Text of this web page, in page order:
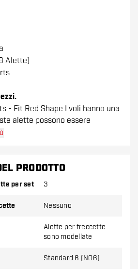
Alette)
- Fit Red Shape I voli hanno una
alette possono essere
Cosmo Fit.
di astine. Questi possono
un materiale o uno
di alette per scoprire quale
PRODOTTO
per set 3
Nessuno
Alette per freccette
sono modellate
Standard 6 (NO6)